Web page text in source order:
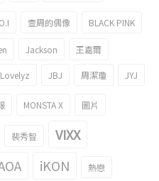
壹周的偶像 BLACK PINK
Jackson 王嘉爾
Lovelyz JBJ 周潔瓊 JYJ
MONSTA X 圖片
裴秀智 VIXX
iKON 熱戀